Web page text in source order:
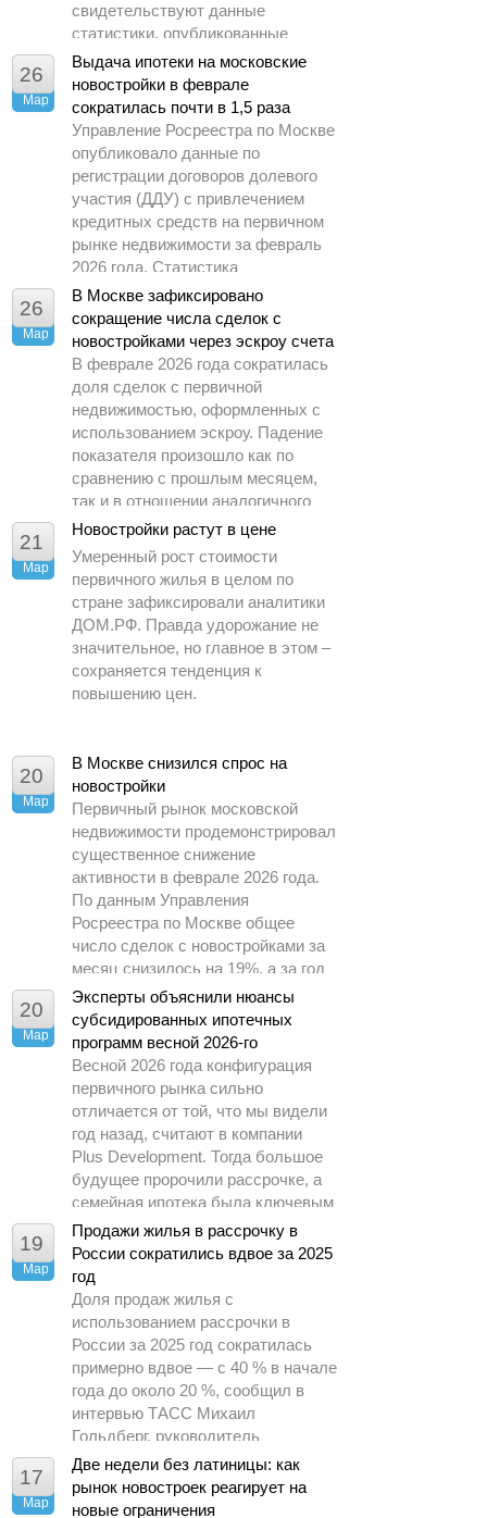
свидетельствуют данные
статистики, опубликованные
Управлением Росреестра по
Москве.
26
Мар
Выдача ипотеки на московские
новостройки в феврале
сократилась почти в 1,5 раза
Управление Росреестра по Москве
опубликовало данные по
регистрации договоров долевого
участия (ДДУ) с привлечением
кредитных средств на первичном
рынке недвижимости за февраль
2026 года. Статистика
демонстрирует заметное
охлаждение спроса по сравнению
с предыдущими периодами.
26
Мар
В Москве зафиксировано
сокращение числа сделок с
новостройками через эскроу счета
В феврале 2026 года сократилась
доля сделок с первичной
недвижимостью, оформленных с
использованием эскроу. Падение
показателя произошло как по
сравнению с прошлым месяцем,
так и в отношении аналогичного
периода 2025 года.
21
Мар
Новостройки растут в цене
Умеренный рост стоимости
первичного жилья в целом по
стране зафиксировали аналитики
ДОМ.РФ. Правда удорожание не
значительное, но главное в этом –
сохраняется тенденция к
повышению цен.
20
Мар
В Москве снизился спрос на
новостройки
Первичный рынок московской
недвижимости продемонстрировал
существенное снижение
активности в феврале 2026 года.
По данным Управления
Росреестра по Москве общее
число сделок с новостройками за
месяц снизилось на 19%, а за год
– почти в 1,5 раза.
20
Мар
Эксперты объяснили нюансы
субсидированных ипотечных
программ весной 2026-го
Весной 2026 года конфигурация
первичного рынка сильно
отличается от той, что мы видели
год назад, считают в компании
Plus Development. Тогда большое
будущее пророчили рассрочке, а
семейная ипотека была ключевым
драйвером спроса.
19
Мар
Продажи жилья в рассрочку в
России сократились вдвое за 2025
год
Доля продаж жилья с
использованием рассрочки в
России за 2025 год сократилась
примерно вдвое — с 40 % в начале
года до около 20 %, сообщил в
интервью ТАСС Михаил
Гольдберг, руководитель
аналитического центра ДОМ.РФ.
17
Мар
Две недели без латиницы: как
рынок новостроек реагирует на
новые ограничения